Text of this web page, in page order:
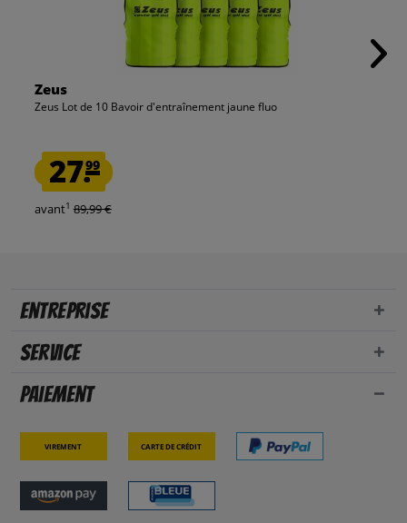
Zeus
Zeus Lot de 10 Bavoir d'entraînement jaune fluo
27.99
avant1 89,99 €
Entreprise
Service
Paiement
Virement Carte de crédit